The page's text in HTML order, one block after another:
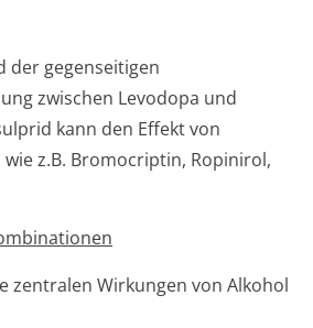
der gegenseitigen
zwischen Levodopa und
kann den Effekt von
z.B. Bromocriptin, Ropinirol,
zentralen Wirkungen von Alkohol